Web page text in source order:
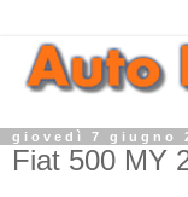
giovedì 7 giugno
Fiat 500 MY